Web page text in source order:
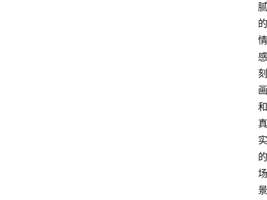
腻
的
情
感
刻
画
和
真
实
的
场
景